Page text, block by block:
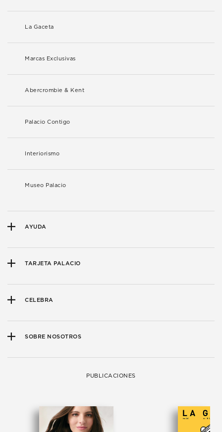
La Gaceta
Marcas Exclusivas
Abercrombie & Kent
Palacio Contigo
Interiorismo
Museo Palacio
AYUDA
TARJETA PALACIO
CELEBRA
SOBRE NOSOTROS
PUBLICACIONES